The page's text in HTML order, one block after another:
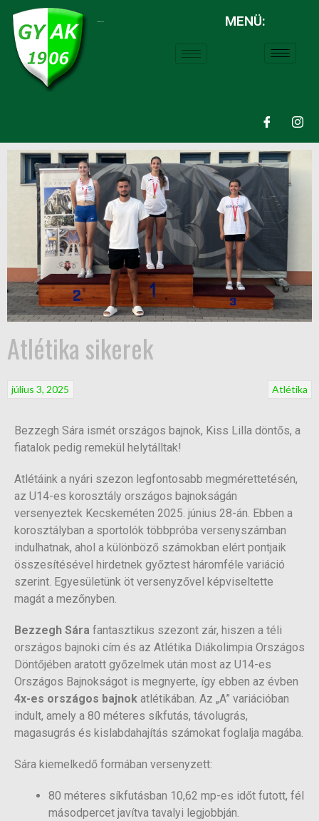
MENÜ:
Atlétika sikerek
Atlétika
július 3, 2025
Bezzegh Sára ismét országos bajnok, Kiss Lilla döntős, a
fiatalok pedig remekül helytálltak!
Atlétáink a nyári szezon legfontosabb megmérettetésén,
az U14-es korosztály országos bajnokságán
versenyeztek Kecskeméten 2025. június 28-án. Ebben a
korosztályban a sportolók többpróba versenyszámban
indulhatnak, ahol a különböző számokban elért pontjaik
összesítésével hirdetnek győztest háromféle variáció
szerint. Egyesületünk öt versenyzővel képviseltette
magát a mezőnyben.
Bezzegh Sára fantasztikus szezont zár, hiszen a téli
országos bajnoki cím és az Atlétika Diákolimpia Országos
Döntőjében aratott győzelmek után most az U14-es
Országos Bajnokságot is megnyerte, így ebben az évben
4x-es országos bajnok atlétikában. Az „A” variációban
indult, amely a 80 méteres síkfutás, távolugrás,
magasugrás és kislabdahajítás számokat foglalja magába.
Sára kiemelkedő formában versenyzett:
80 méteres síkfutásban 10,62 mp-es időt futott, fél
másodpercet javítva tavalyi legjobbján.